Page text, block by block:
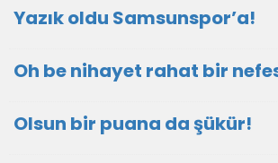
Yazık oldu Samsunspor’a!
Oh be nihayet rahat bir
Olsun bir puana da şükür!